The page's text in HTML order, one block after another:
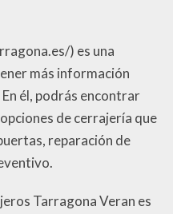
) es una
más información
él, podrás encontrar
de cerrajería que
reparación de
Tarragona Veran es